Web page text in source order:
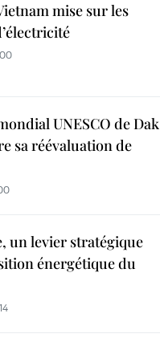
mise sur les
UNESCO de Dak
sa réévaluation de
un levier stratégique
énergétique du